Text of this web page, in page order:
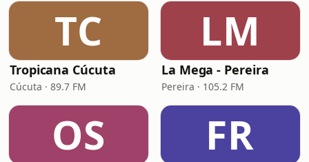
TC
Tropicana Cúcuta
Cúcuta · 89.7 FM
LM
La Mega - Pereira
Pereira · 105.2 FM
OS FR